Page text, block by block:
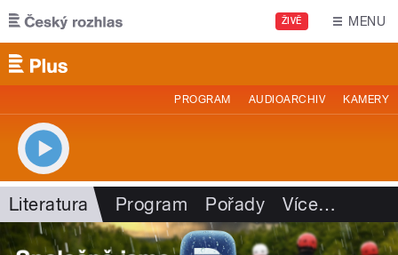
Přejít k hlavnímu obsahu
ŽIVĚ MENU
PROGRAM AUDIOARCHIV KAMERY
Literatura Program Pořady Více…